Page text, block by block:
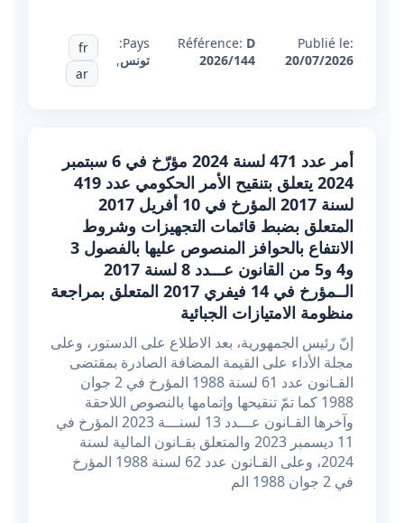
Publié le:
20/07/2026
Référence: D
2026/144
Pays:
تونس,
fr
ar
أمر عدد 471 لسنة 2024 مؤرّخ في 6 سبتمبر
2024 يتعلق بتنقيح الأمر الحكومي عدد 419
لسنة 2017 المؤرخ في 10 أفريل 2017
المتعلق بضبط قائمات التجهيزات وشروط
الانتفاع بالحوافز المنصوص عليها بالفصول 3
و4 و5 من القانون عـــدد 8 لسنة 2017
الــمؤرخ في 14 فيفري 2017 المتعلق بمراجعة
منظومة الامتيازات الجبائية
إنّ رئيس الجمهورية، بعد الاطلاع على الدستور، وعلى
مجلة الأداء على القيمة المضافة الصادرة بمقتضى
القـانون عدد 61 لسنة 1988 المؤرخ في 2 جوان
1988 كما تمّ تنقيحها وإتمامها بالنصوص اللاحقة
وآخرها القـانون عـــدد 13 لسنـــة 2023 المؤرخ في
11 ديسمبر 2023 والمتعلق بقـانون المالية لسنة
2024، وعلى القـانون عدد 62 لسنة 1988 المؤرخ
في 2 جوان 1988 الم